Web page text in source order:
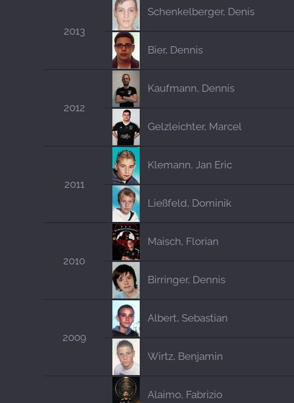
2013
Schenkelberger, Denis
Bier, Dennis
2012
Kaufmann, Dennis
Gelzleichter, Marcel
2011
Klemann, Jan Eric
Ließfeld, Dominik
2010
Maisch, Florian
Birringer, Dennis
2009
Albert, Sebastian
Wirtz, Benjamin
Alaimo, Fabrizio